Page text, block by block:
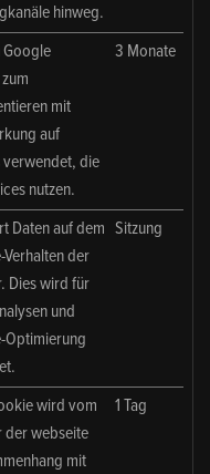
hinweg.
mit
auf
verwendet, die
nutzen.
3 Monate
Daten auf dem
Verhalten der
Dies wird für
und
Optimierung
Sitzung
wird vom
der webseite
mit
1 Tag